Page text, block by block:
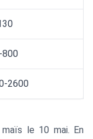
800
2600
le 10 mai. En